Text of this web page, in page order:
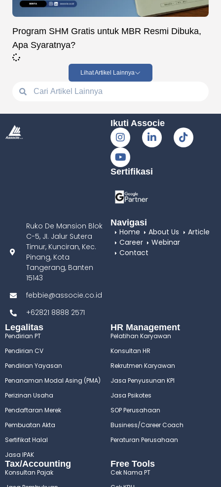
Program SHM Gratis untuk MBR Resmi Dibuka,
Apa Syaratnya?
Lihat Artikel Lainnya
Ruko De Mansion Blok
C-5, JI. Jalur Sutera
Timur, Kunciran, Kec.
Pinang, Kota
Tangerang, Banten
15143
febbie@associe.co.id
+62821 8888 2571
Ikuti Associe
Sertifikasi
Navigasi
Home
About Us
Article
Career
Webinar
Contact
Legalitas
Pendirian PT
Pendirian CV
Pendirian Yayasan
Penanaman Modal Asing (PMA)
Perizinan Usaha
Pendaftaran Merek
Pembuatan Akta
Sertifikat Halal
Jasa IPAK
HR Management
Pelatihan Karyawan
Konsultan HR
Rekrutmen Karyawan
Jasa Penyusunan KPI
Jasa Psikotes
SOP Perusahaan
Business/Career Coach
Peraturan Perusahaan
Tax/Accounting
Konsultan Pajak
Free Tools
Cek Nama PT